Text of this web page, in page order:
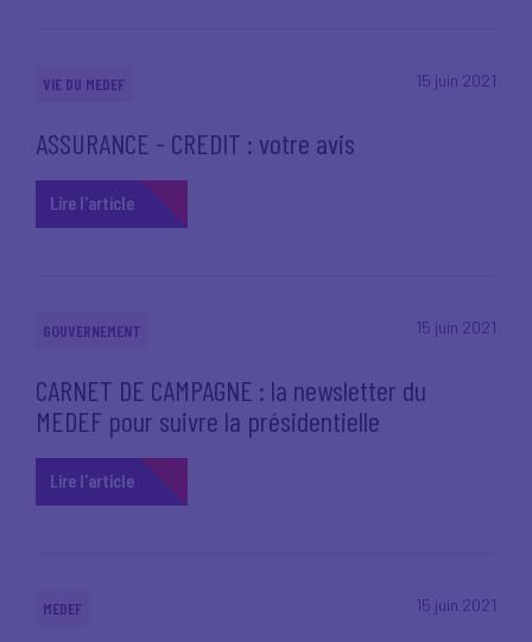
15 juin 2021
VIE DU MEDEF
ASSURANCE - CREDIT : votre avis
Lire l'article
15 juin 2021
GOUVERNEMENT
CARNET DE CAMPAGNE : la newsletter du
MEDEF pour suivre la présidentielle
Lire l'article
15 juin 2021
MEDEF